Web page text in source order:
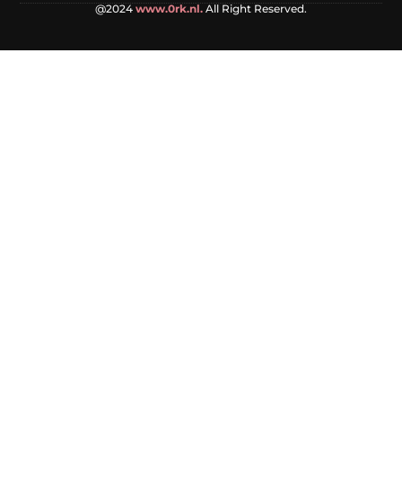
@2024 www.0rk.nl. All Right Reserved.